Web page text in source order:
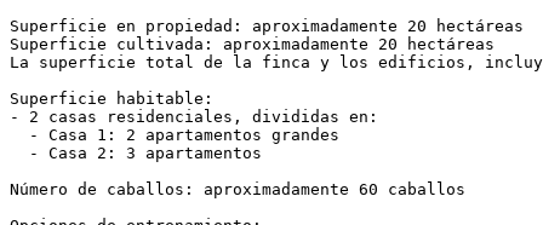
Superficie en propiedad: aproximadamente 20 hectáreas
Superficie cultivada: aproximadamente 20 hectáreas
La superficie total de la finca y los edificios,
Superficie habitable:
- 2 casas residenciales, divididas en:
  - Casa 1: 2 apartamentos grandes
  - Casa 2: 3 apartamentos
Número de caballos: aproximadamente 60 caballos